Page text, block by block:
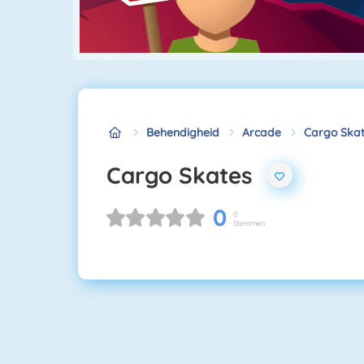
Behendigheid Arcade Cargo
Cargo Skates
0
0
Stemmen